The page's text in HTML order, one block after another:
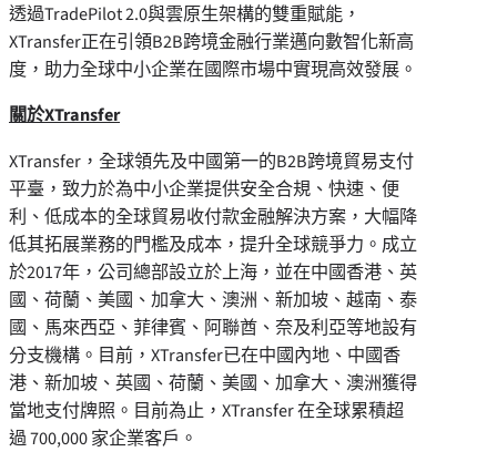
透過TradePilot 2.0與雲原生架構的雙重賦能，
XTransfer正在引領B2B跨境金融行業邁向數智化新高
度，助力全球中小企業在國際市場中實現高效發展。
關於XTransfer
XTransfer，全球領先及中國第一的B2B跨境貿易支付
平臺，致力於為中小企業提供安全合規、快速、便
利、低成本的全球貿易收付款金融解決方案，大幅降
低其拓展業務的門檻及成本，提升全球競爭力。成立
於2017年，公司總部設立於上海，並在中國香港、英
國、荷蘭、美國、加拿大、澳洲、新加坡、越南、泰
國、馬來西亞、菲律賓、阿聯酋、奈及利亞等地設有
分支機構。目前，XTransfer已在中國內地、中國香
港、新加坡、英國、荷蘭、美國、加拿大、澳洲獲得
當地支付牌照。目前為止，XTransfer 在全球累積超
過 700,000 家企業客戶。